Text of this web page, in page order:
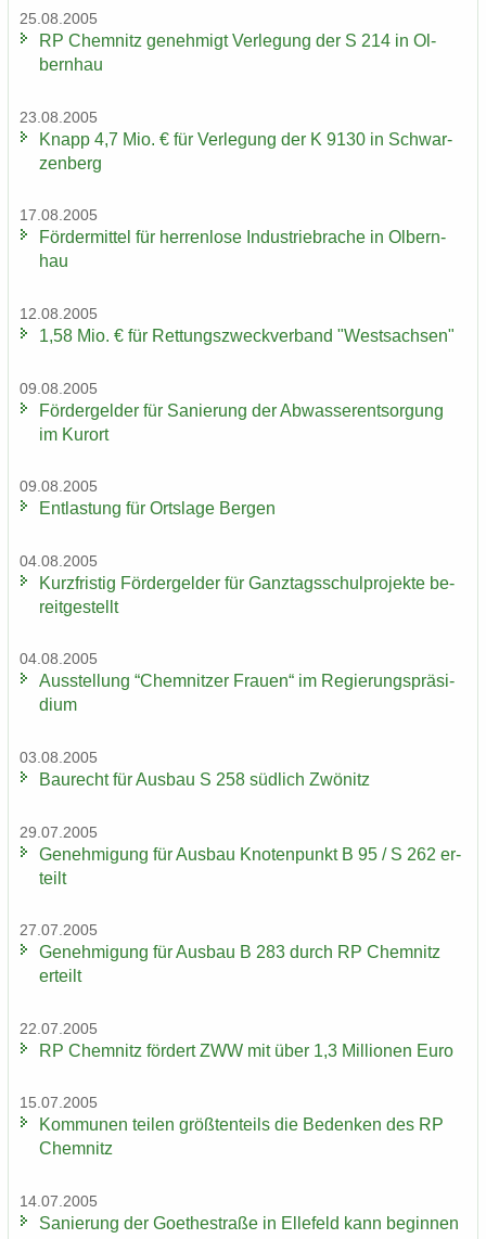
25.08.2005
RP Chem­nitz ge­neh­migt Ver­le­gung der S 214 in Ol­
bern­hau
23.08.2005
Knapp 4,7 Mio. € für Ver­le­gung der K 9130 in Schwar­
zen­berg
17.08.2005
För­der­mit­tel für her­ren­lo­se In­dus­trie­bra­che in Ol­bern­
hau
12.08.2005
1,58 Mio. € für Ret­tungs­zweck­ver­band "West­sach­sen"
09.08.2005
För­der­gel­der für Sa­nie­rung der Ab­was­ser­ent­sor­gung
im Kur­ort
09.08.2005
Ent­las­tung für Orts­la­ge Ber­gen
04.08.2005
Kurz­fris­tig För­der­gel­der für Ganz­tags­schul­pro­jek­te be­
reit­ge­stellt
04.08.2005
Aus­stel­lung “Chem­nit­zer Frau­en“ im Re­gie­rungs­prä­si­
di­um
03.08.2005
Bau­recht für Aus­bau S 258 süd­lich Zwö­nitz
29.07.2005
Ge­neh­mi­gung für Aus­bau Kno­ten­punkt B 95 / S 262 er­
teilt
27.07.2005
Ge­neh­mi­gung für Aus­bau B 283 durch RP Chem­nitz
er­teilt
22.07.2005
RP Chem­nitz för­dert ZWW mit über 1,3 Mil­lio­nen Euro
15.07.2005
Kom­mu­nen tei­len größ­ten­teils die Be­den­ken des RP
Chem­nitz
14.07.2005
Sa­nie­rung der Goe­the­stra­ße in El­le­feld kann be­gin­nen